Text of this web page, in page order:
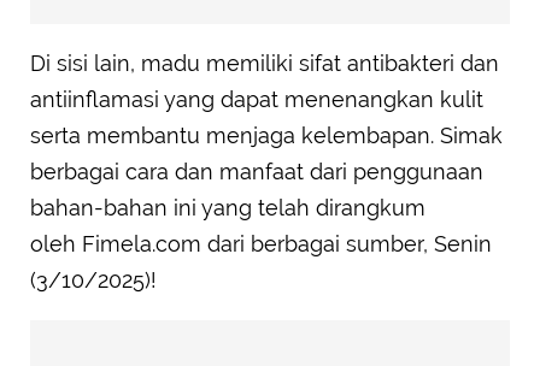
Di sisi lain, madu memiliki sifat antibakteri dan
antiinflamasi yang dapat menenangkan kulit
serta membantu menjaga kelembapan. Simak
berbagai cara dan manfaat dari penggunaan
bahan-bahan ini yang telah dirangkum
oleh Fimela.com dari berbagai sumber, Senin
(3/10/2025)!